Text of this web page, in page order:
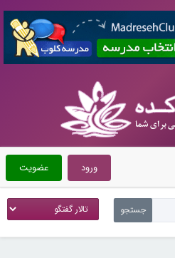
عضویت ورود